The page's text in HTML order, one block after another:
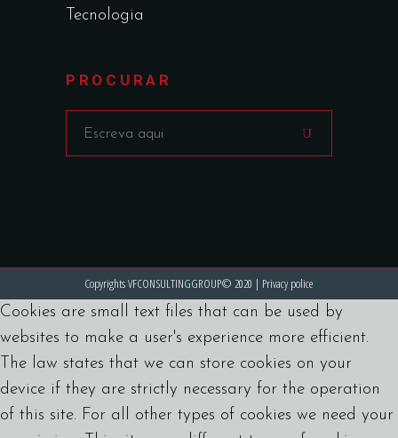
Tecnologia
PROCURAR
Copyrights VFCONSULTINGGROUP© 2020 | Privacy police
Cookies are small text files that can be used by
websites to make a user's experience more efficient.
The law states that we can store cookies on your
device if they are strictly necessary for the operation
of this site. For all other types of cookies we need your